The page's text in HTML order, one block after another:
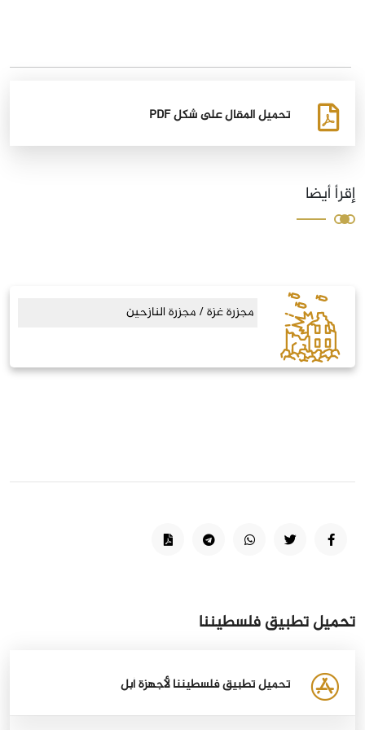
تحميل المقال على شكل PDF
إقرأ أيضا
مجزرة غزة / مجزرة النازحين
تحميل تطبيق فلسطيننا
تحميل تطبيق فلسطيننا لأجهزة أبل